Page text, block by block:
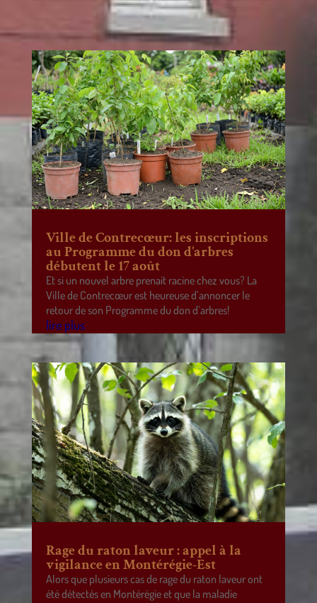
Ville de Contrecœur: les inscriptions
au Programme du don d’arbres
débutent le 17 août
Et si un nouvel arbre prenait racine chez vous? La
Ville de Contrecœur est heureuse d’annoncer le
retour de son Programme du don d’arbres!
lire plus
Rage du raton laveur : appel à la
vigilance en Montérégie-Est
Alors que plusieurs cas de rage du raton laveur ont
été détectés en Montérégie et que la maladie